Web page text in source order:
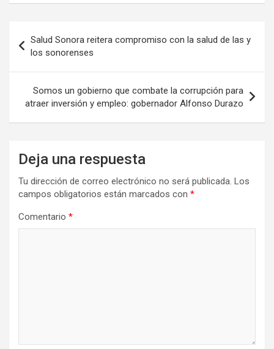
de
entradas
Salud Sonora reitera compromiso con la salud de las y
los sonorenses
Somos un gobierno que combate la corrupción para
atraer inversión y empleo: gobernador Alfonso Durazo
Deja una respuesta
Tu dirección de correo electrónico no será publicada. Los
campos obligatorios están marcados con *
Comentario *